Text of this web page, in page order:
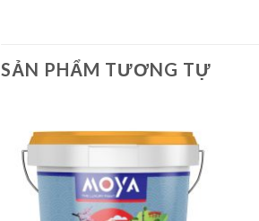
SẢN PHẨM TƯƠNG TỰ